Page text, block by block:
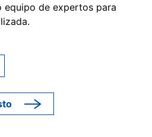
equipo de expertos para